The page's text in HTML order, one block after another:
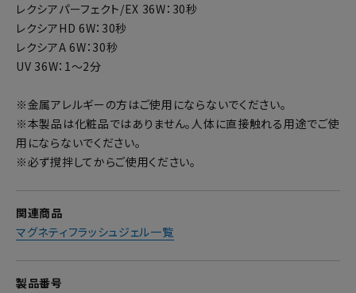
レクシアパーフェクト/EX 36W：30秒
レクシアHD 6W：30秒
レクシアA 6W：30秒
UV 36W：1～2分
※金属アレルギーの方はご使用にならないでください。
※本製品は化粧品ではありません。人体に直接触れる用途でご使
用にならないでください。
※必ず撹拌してからご使用ください。
関連商品
マグネティフラッシュジェル一覧
製品番号